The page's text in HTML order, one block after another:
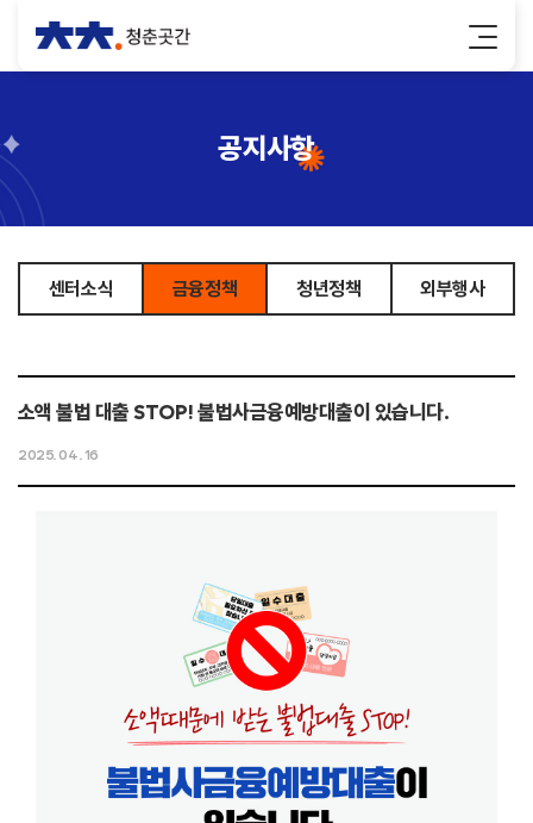
공지사항
센터소식 금융정책 청년정책 외부행사
소액 불법 대출 STOP! 불법사금융예방대출이 있습니다.
2025. 04. 16